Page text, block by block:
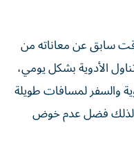
سابق عن معاناته من
الأدوية بشكل يومي،
والسفر لمسافات طويلة
لذلك فضل عدم خوض